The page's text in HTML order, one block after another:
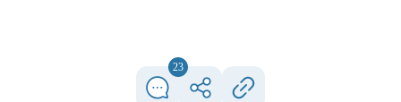
23